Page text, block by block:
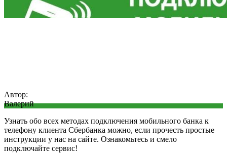
Автор:
Валерий
Узнать обо всех методах подключения мобильного банка к
телефону клиента Сбербанка можно, если прочесть простые
инструкции у нас на сайте. Ознакомьтесь и смело
подключайте сервис!